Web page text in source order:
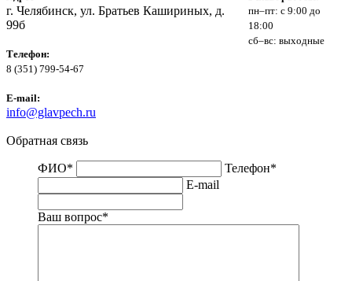
г. Челябинск, ул. Братьев Кашириных, д.
99б
Телефон:
8 (351) 799-54-67
E-mail:
info@glavpech.ru
пн–пт: с 9:00 до
18:00
сб–вс: выходные
Обратная связь
ФИО* Телефон*
E-mail
Ваш вопрос*